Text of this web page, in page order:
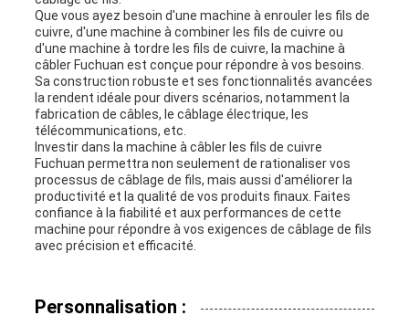
Que vous ayez besoin d'une machine à enrouler les fils de
cuivre, d'une machine à combiner les fils de cuivre ou
d'une machine à tordre les fils de cuivre, la machine à
câbler Fuchuan est conçue pour répondre à vos besoins.
Sa construction robuste et ses fonctionnalités avancées
la rendent idéale pour divers scénarios, notamment la
fabrication de câbles, le câblage électrique, les
télécommunications, etc.
Investir dans la machine à câbler les fils de cuivre
Fuchuan permettra non seulement de rationaliser vos
processus de câblage de fils, mais aussi d'améliorer la
productivité et la qualité de vos produits finaux. Faites
confiance à la fiabilité et aux performances de cette
machine pour répondre à vos exigences de câblage de fils
avec précision et efficacité.
Personnalisation :